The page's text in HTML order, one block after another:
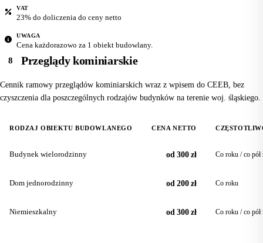
VAT
23% do doliczenia do ceny netto
UWAGA
Cena każdorazowo za 1 obiekt budowlany.
8 Przeglądy kominiarskie
Cennik ramowy przeglądów kominiarskich wraz z wpisem do CEEB, bez
czyszczenia dla poszczególnych rodzajów budynków na terenie woj. śląskiego.
RODZAJ OBIEKTU BUDOWLANEGO CENA NETTO
Budynek wielorodzinny od 300 zł Co roku / co pół
Dom jednorodzinny od 200 zł Co roku
Niemieszkalny od 300 zł Co roku / co pół